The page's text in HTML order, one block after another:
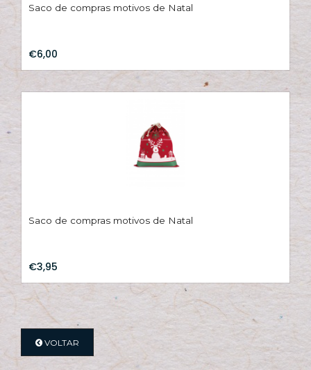
Saco de compras motivos de Natal
€6,00
Saco de compras motivos de Natal
€3,95
VOLTAR